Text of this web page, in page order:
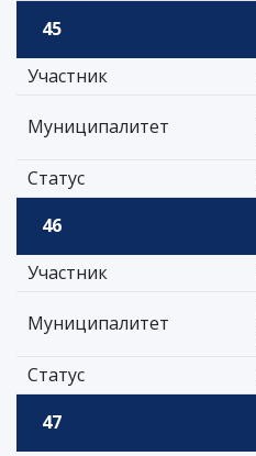
45
Участник
Муниципалитет
Статус
46
Участник
Муниципалитет
Статус
47